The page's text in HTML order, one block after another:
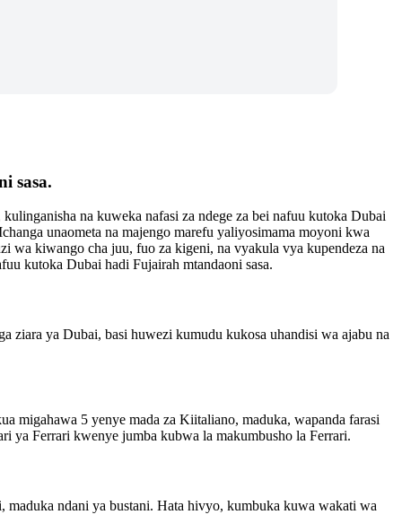
sasa.
na kuweka nafasi za ndege za bei nafuu kutoka Dubai
unaometa na majengo marefu yaliyosimama moyoni kwa
wa kiwango cha juu, fuo za kigeni, na vyakula vya kupendeza na
kutoka Dubai hadi Fujairah mtandaoni sasa.
ya Dubai, basi huwezi kumudu kukosa uhandisi wa ajabu na
migahawa 5 yenye mada za Kiitaliano, maduka, wapanda farasi
ya Ferrari kwenye jumba kubwa la makumbusho la Ferrari.
maduka ndani ya bustani. Hata hivyo, kumbuka kuwa wakati wa